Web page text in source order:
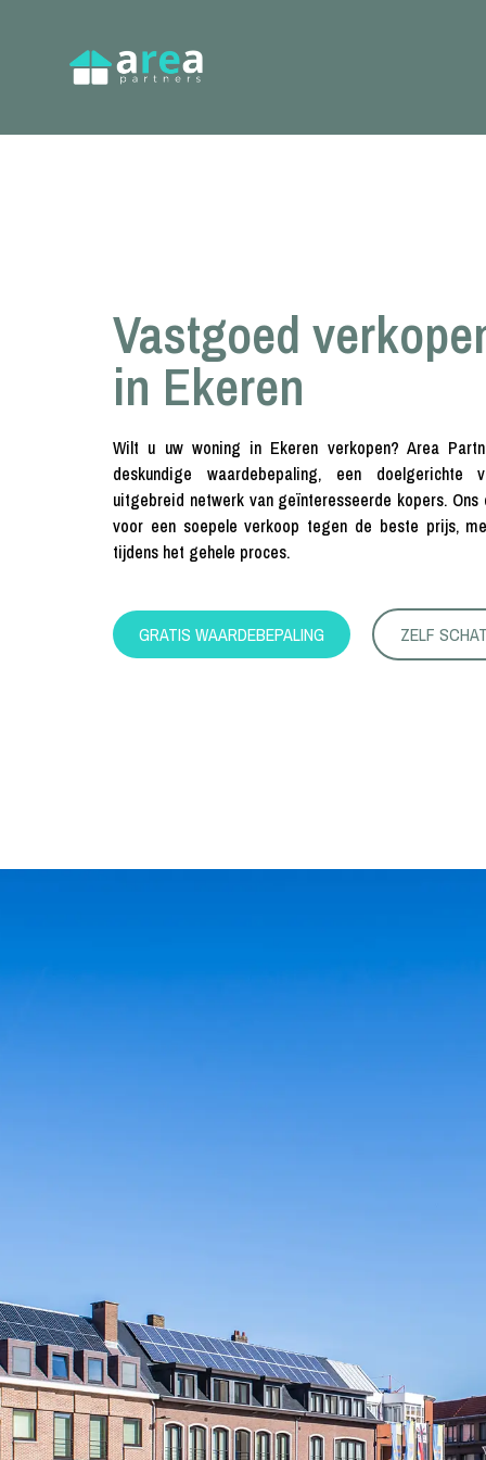
Vastgoed
in Ekeren
Wilt u uw woning in Ekeren verkopen? Area
deskundige waardebepaling, een doelgerichte
uitgebreid netwerk van geïnteresseerde kopers.
voor een soepele verkoop tegen de beste prijs,
tijdens het gehele proces.
GRATIS WAARDEBEPALING ZELF